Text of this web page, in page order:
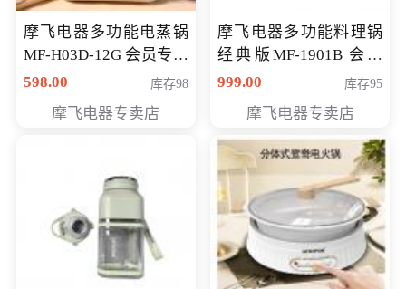
摩飞电器多功能电蒸锅
MF-H03D-12G 会员专享
价398元
598.00 库存98
摩飞电器专卖店
摩飞电器多功能料理锅
经典版MF-1901B 会员
专享价399元
999.00 库存95
摩飞电器专卖店